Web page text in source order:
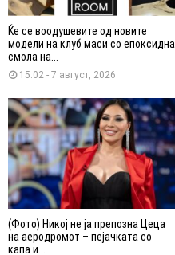
Ќе се воодушевите од новите
модели на клуб маси со епоксидна
смола на...
15:02 - 7 август, 2026
(Фото) Никој не ја препозна Цеца
на аеродромот – пејачката со
капа и...